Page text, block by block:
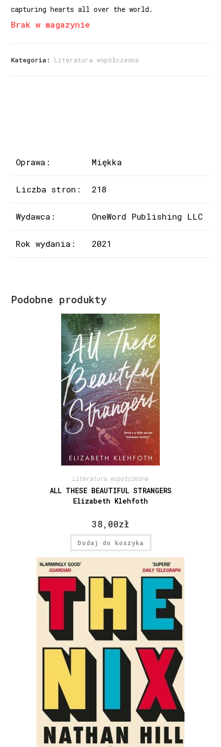
capturing hearts all over the world.
Brak w magazynie
Kategoria: Literatura współczesna
Oprawa: Miękka
Liczba stron: 218
Wydawca: OneWord Publishing LLC
Rok wydania: 2021
Podobne produkty
Literatura współczesna
ALL THESE BEAUTIFUL STRANGERS
Elizabeth Klehfoth
38,00zł
Dodaj do koszyka